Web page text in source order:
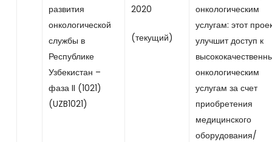
развития
онкологической
службы в
Республике
Узбекистан –
фаза II (1021)
(UZB1021)
2020
(текущий)
онкологическим
услугам: этот
улучшит доступ к
онкологическим
услугам за счет
приобретения
медицинского
оборудования/